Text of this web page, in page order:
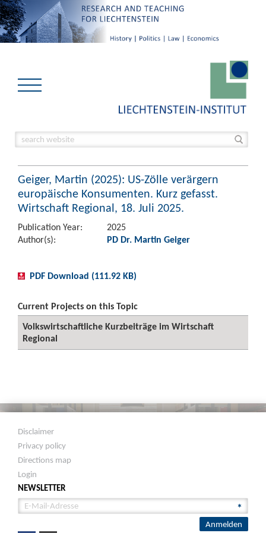
Geiger, Martin (2025): US-Zölle verärgern
europäische Konsumenten. Kurz gefasst.
Wirtschaft Regional, 18. Juli 2025.
Publication Year:
2025
Author(s):
PD Dr. Martin Geiger
PDF Download (111.92 KB)
Current Projects on this Topic
Volkswirtschaftliche Kurzbeiträge im Wirtschaft
Regional
Disclaimer
Privacy policy
Directions map
Login
NEWSLETTER